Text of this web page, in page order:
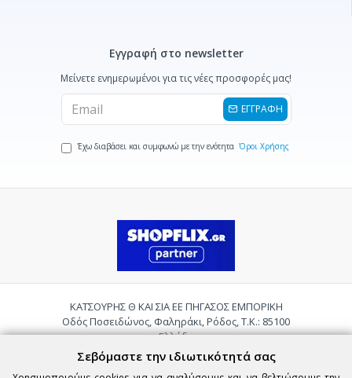
Εγγραφή στο newsletter
Μείνετε ενημερωμένοι για τις νέες προσφορές μας!
ΕΓΓΡΑΦΗ
Έχω διαβάσει και συμφωνώ με την ενότητα Όροι Χρήσης
ΚΑΤΣΟΥΡΗΣ Θ ΚΑΙ ΣΙΑ ΕΕ ΠΗΓΑΣΟΣ ΕΜΠΟΡΙΚΗ
Οδός Ποσειδώνος, Φαληράκι, Ρόδος, Τ.Κ.: 85100
Ελλάδα
Τηλ.:2241085059
Email:
pigasosemporiki@gmail.com
Σεβόμαστε την ιδιωτικότητά σας